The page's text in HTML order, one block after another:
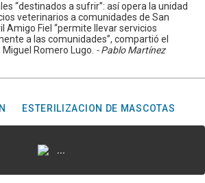
“destinados a sufrir”: así opera la unidad
veterinarios a comunidades de San
Amigo Fiel “permite llevar servicios
a las comunidades”, compartió el
Romero Lugo. - Pablo Martínez
ESTERILIZACION DE MASCOTAS
...